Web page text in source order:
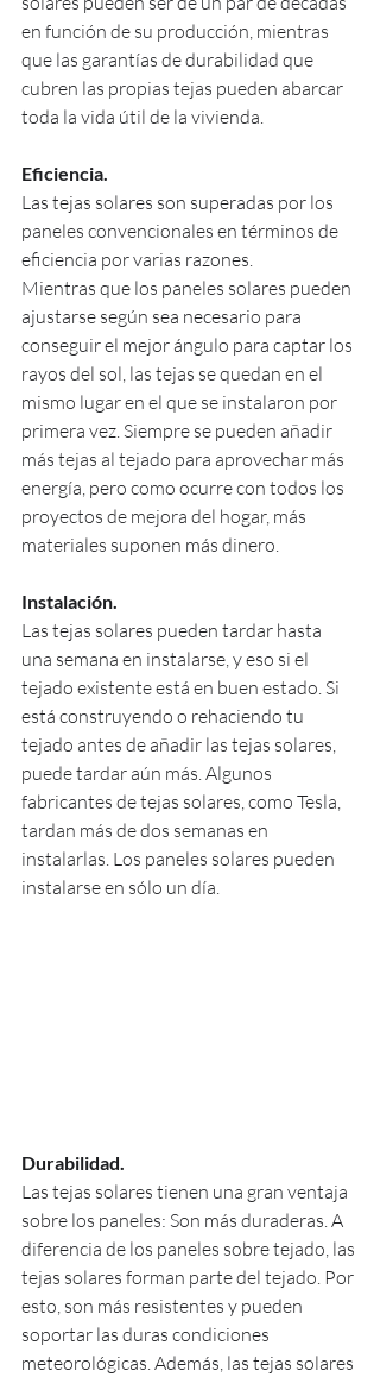
en función de su producción, mientras
que las garantías de durabilidad que
cubren las propias tejas pueden abarcar
toda la vida útil de la vivienda.
Eficiencia.
Las tejas solares son superadas por los
paneles convencionales en términos de
eficiencia por varias razones.
Mientras que los paneles solares pueden
ajustarse según sea necesario para
conseguir el mejor ángulo para captar los
rayos del sol, las tejas se quedan en el
mismo lugar en el que se instalaron por
primera vez. Siempre se pueden añadir
más tejas al tejado para aprovechar más
energía, pero como ocurre con todos los
proyectos de mejora del hogar, más
materiales suponen más dinero.
Instalación.
Las tejas solares pueden tardar hasta
una semana en instalarse, y eso si el
tejado existente está en buen estado. Si
está construyendo o rehaciendo tu
tejado antes de añadir las tejas solares,
puede tardar aún más. Algunos
fabricantes de tejas solares, como Tesla,
tardan más de dos semanas en
instalarlas. Los paneles solares pueden
instalarse en sólo un día.
Durabilidad.
Las tejas solares tienen una gran ventaja
sobre los paneles: Son más duraderas. A
diferencia de los paneles sobre tejado, las
tejas solares forman parte del tejado. Por
esto, son más resistentes y pueden
soportar las duras condiciones
meteorológicas. Además, las tejas solares